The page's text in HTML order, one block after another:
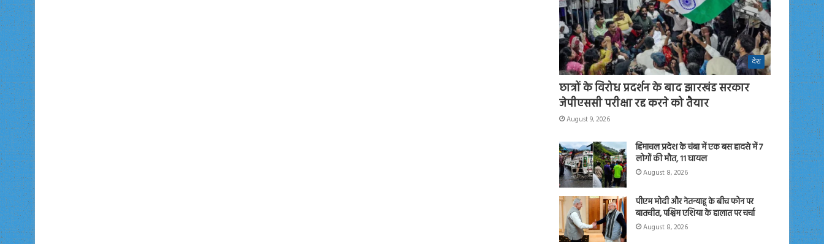
देश
छात्रों के विरोध प्रदर्शन के बाद झारखंड सरकार
जेपीएससी परीक्षा रद्द करने को तैयार
August 9, 2026
हिमाचल प्रदेश के चंबा में एक बस हादसे में 7
लोगों की मौत, 11 घायल
August 8, 2026
पीएम मोदी और नेतन्याहू के बीच फोन पर
बातचीत, पश्चिम एशिया के हालात पर चर्चा
August 8, 2026